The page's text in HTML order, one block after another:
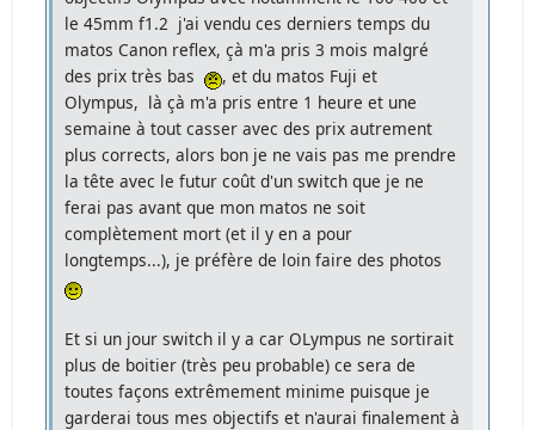
le 45mm f1.2 j'ai vendu ces derniers temps du
matos Canon reflex, çà m'a pris 3 mois malgré
des prix très bas
, et du matos Fuji et
Olympus, là çà m'a pris entre 1 heure et une
semaine à tout casser avec des prix autrement
plus corrects, alors bon je ne vais pas me prendre
la tête avec le futur coût d'un switch que je ne
ferai pas avant que mon matos ne soit
complètement mort (et il y en a pour
longtemps...), je préfère de loin faire des photos
Et si un jour switch il y a car OLympus ne sortirait
plus de boitier (très peu probable) ce sera de
toutes façons extrêmement minime puisque je
garderai tous mes objectifs et n'aurai finalement à